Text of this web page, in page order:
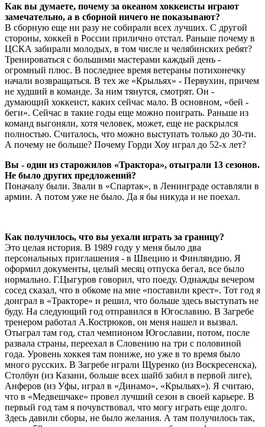
Как вы думаете, почему за океаном хоккеисты играют
замечательно, а в сборной ничего не показывают?
В сборную еще ни разу не собирали всех лучших. С другой
стороны, хоккей в России прилично отстал. Раньше почему в
ЦСКА забирали молодых, в том числе и челябинских ребят?
Тренироваться с большими мастерами каждый день -
огромный плюс. В последнее время ветераны потихонечку
начали возвращаться. В тех же «Крыльях» - Первухин, причем
не худший в команде. За ним тянутся, смотрят. Он -
думающий хоккеист, каких сейчас мало. В основном, «бей -
беги». Сейчас в такие годы еще можно поиграть. Раньше из
команд выгоняли, хотя человек, может, еще не раскрылся
полностью. Считалось, что можно выступать только до 30-ти.
А почему не больше? Почему Горди Хоу играл до 52-х лет?
Вы - один из старожилов «Трактора», отыграли 13 сезонов.
Не было других предложений?
Поначалу были. Звали в «Спартак», в Ленинграде оставляли в
армии. А потом уже не было. Да я бы никуда и не поехал.
Как получилось, что вы уехали играть за границу?
Это целая история. В 1989 году у меня было два
персональных приглашения - в Швецию и Финляндию. Я
оформил документы, целый месяц отпуска бегал, все было
нормально. Г.Цыгуров говорил, что поеду. Однажды вечером
сосед сказал, что в обкоме на мне «поставили крест». Тот год я
доиграл в «Тракторе» и решил, что больше здесь выступать не
буду. На следующий год отправился в Югославию. В Загребе
тренером работал А.Кострюков, он меня нашел и вызвал.
Отыграл там год, стал чемпионом Югославии, потом, после
развала страны, переехал в Словению на три с половиной
года. Уровень хоккея там пониже, но уже в то время было
много русских. В Загребе играли Щуренко (из Воскресенска),
Столбун (из Казани, больше всех шайб забил в первой лиге),
Анферов (из Уфы, играл в «Динамо», «Крыльях»). Я считаю,
что в «Медвешчаке» провел лучший сезон в своей карьере. В
первый год там я почувствовал, что могу играть еще долго.
Здесь давили сборы, не было желания. А там получилось так,